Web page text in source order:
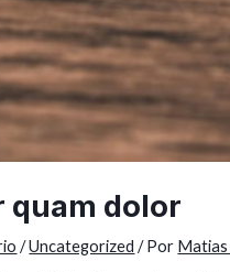
dolor
/Uncategorized / Por